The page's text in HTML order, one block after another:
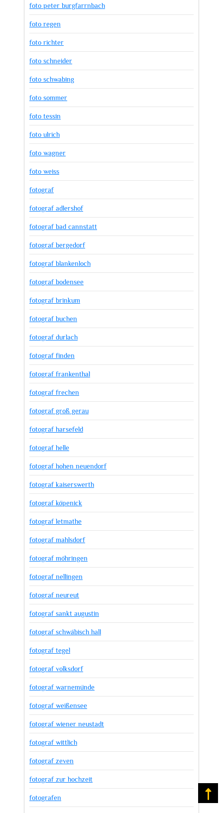
foto peter burgfarrnbach
foto regen
foto richter
foto schneider
foto schwabing
foto sommer
foto tessin
foto ulrich
foto wagner
foto weiss
fotograf
fotograf adlershof
fotograf bad cannstatt
fotograf bergedorf
fotograf blankenloch
fotograf bodensee
fotograf brinkum
fotograf buchen
fotograf durlach
fotograf finden
fotograf frankenthal
fotograf frechen
fotograf groß gerau
fotograf harsefeld
fotograf helle
fotograf hohen neuendorf
fotograf kaiserswerth
fotograf köpenick
fotograf letmathe
fotograf mahlsdorf
fotograf möhringen
fotograf nellingen
fotograf neureut
fotograf sankt augustin
fotograf schwäbisch hall
fotograf tegel
fotograf volksdorf
fotograf warnemünde
fotograf weißensee
fotograf wiener neustadt
fotograf wittlich
fotograf zeven
fotograf zur hochzeit
fotografen